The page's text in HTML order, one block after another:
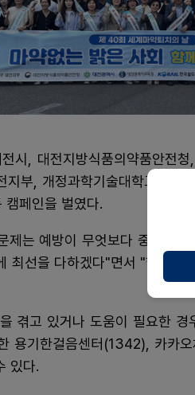
시, 대전지방식품의약품안전
지부, 개정과학기술대학교, 대
캠페인을 벌였다.
제는 예방이 무엇보다 중요한
최선을 다하겠다"면서 "함께 참
겪고 있거나 도움이 필요한
용기한걸음센터(1342), 카카
있다.